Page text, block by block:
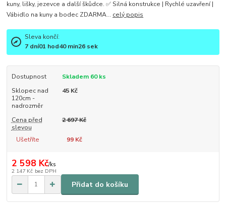
kuny, lišky, jezevce a další škůdce. ✅ Silná konstrukce | Rychlé uzavření |
Vábidlo na kuny a bodec ZDARMA... celý popis
Sleva končí:
7 dní01 hod40min25sek
Dostupnost
Skladem 60 ks
Sklopec nad
120cm -
nadrozměr
45 Kč
Cena před
slevou
2 697 Kč
Ušetříte 99 Kč
2 598 Kč/ks
2 147 Kč bez DPH
Přidat do košíku